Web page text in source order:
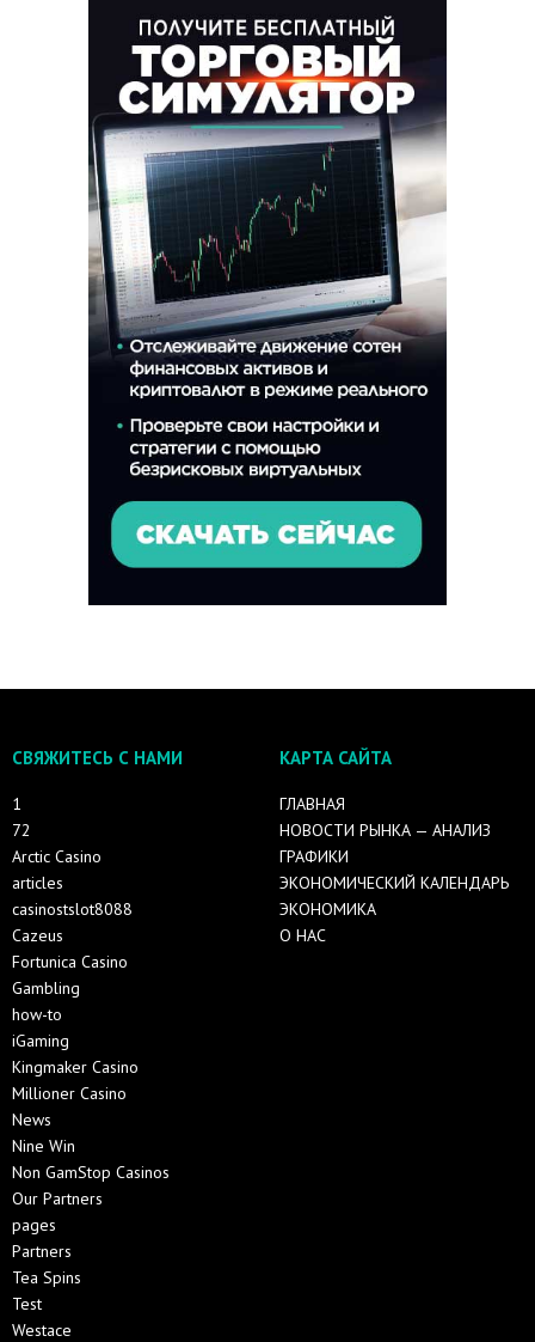
СВЯЖИТЕСЬ С НАМИ
1
72
Arctic Casino
articles
casinostslot8088
Cazeus
Fortunica Casino
Gambling
how-to
iGaming
Kingmaker Casino
Millioner Casino
News
Nine Win
Non GamStop Casinos
Our Partners
pages
Partners
Tea Spins
Test
Westace
КАРТА САЙТА
ГЛАВНАЯ
НОВОСТИ РЫНКА — АНАЛИЗ
ГРАФИКИ
ЭКОНОМИЧЕСКИЙ КАЛЕНДАРЬ
ЭКОНОМИКА
О НАС